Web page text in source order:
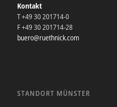
Kontakt
T +49 30 201714-0
F +49 30 201714-28
buero@ruethnick.com
STANDORT MÜNSTER